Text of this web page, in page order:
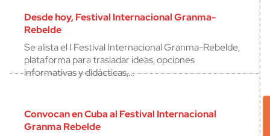
Desde hoy, Festival Internacional Granma-
Rebelde
Se alista el I Festival Internacional Granma-Rebelde,
plataforma para trasladar ideas, opciones
informativas y didácticas,…
Convocan en Cuba al Festival Internacional
Granma Rebelde